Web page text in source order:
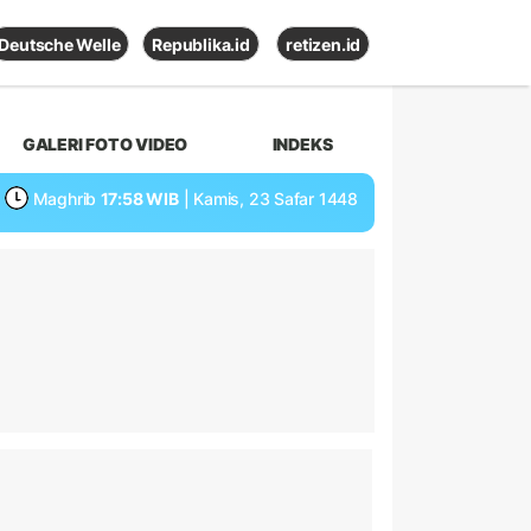
Deutsche Welle Republika.id retizen.id
GALERI FOTO VIDEO INDEKS
Maghrib 17:58 WIB | Kamis, 23 Safar 1448